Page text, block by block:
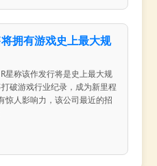
拥有游戏史上最大规
星称该作发行将是史上最大规
破游戏行业纪录，成为新里程
惊人影响力，该公司最近的招